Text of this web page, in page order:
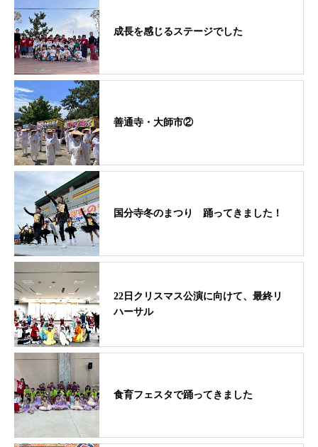
成長を感じるステージでした
善通寺・大師市②
国分寺冬のまつり 踊ってきました！
22日クリスマス公演に向けて、最終リ
ハーサル
食育フェスタで踊ってきました